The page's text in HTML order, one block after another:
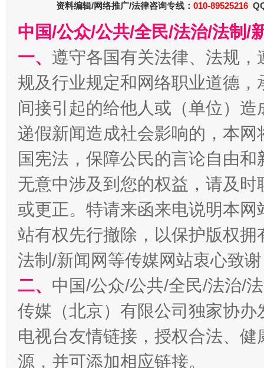
千年窑火 生生不息
资料编辑/网络推广/法律咨询专线： 010-89525216
中国/公众/公共/全民/法治/法制/
一、 遵守各国有关法律、法规
规及行业规定和网络职业道德
间接引起的给他人或（单位）
递假新闻造成社会影响的，本
国宪法，保障公民的言论自由
无意中涉及到您的权益，请及
或更正。特请来函来电说明本
站有权先行撤除，以保护版权
法制/新闻网等传媒网站衷心致
二、 中国/公众/公共/全民/法治/
传媒（北京）有限公司独家协
电视台友情链接，授权合法、
源，并可添加相应链接。